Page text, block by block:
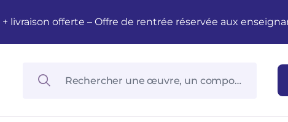
livraison offerte – Offre de rentrée réservée aux